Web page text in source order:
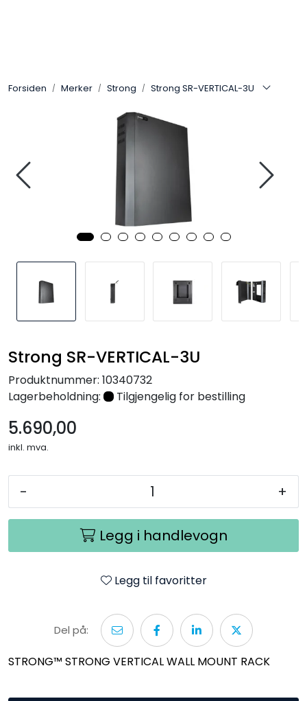
Forsiden Merker Strong Strong SR-VERTICAL-3U
Strong SR-VERTICAL-3U
Produktnummer: 10340732
Lagerbeholdning:
Tilgjengelig for bestilling
5.690,00
inkl. mva.
- +
Legg i handlevogn
Legg til favoritter
Del på:
STRONG™ STRONG VERTICAL WALL MOUNT RACK
SONOS
KNX
Kabler
Nettverk
Tilbehør
Merker